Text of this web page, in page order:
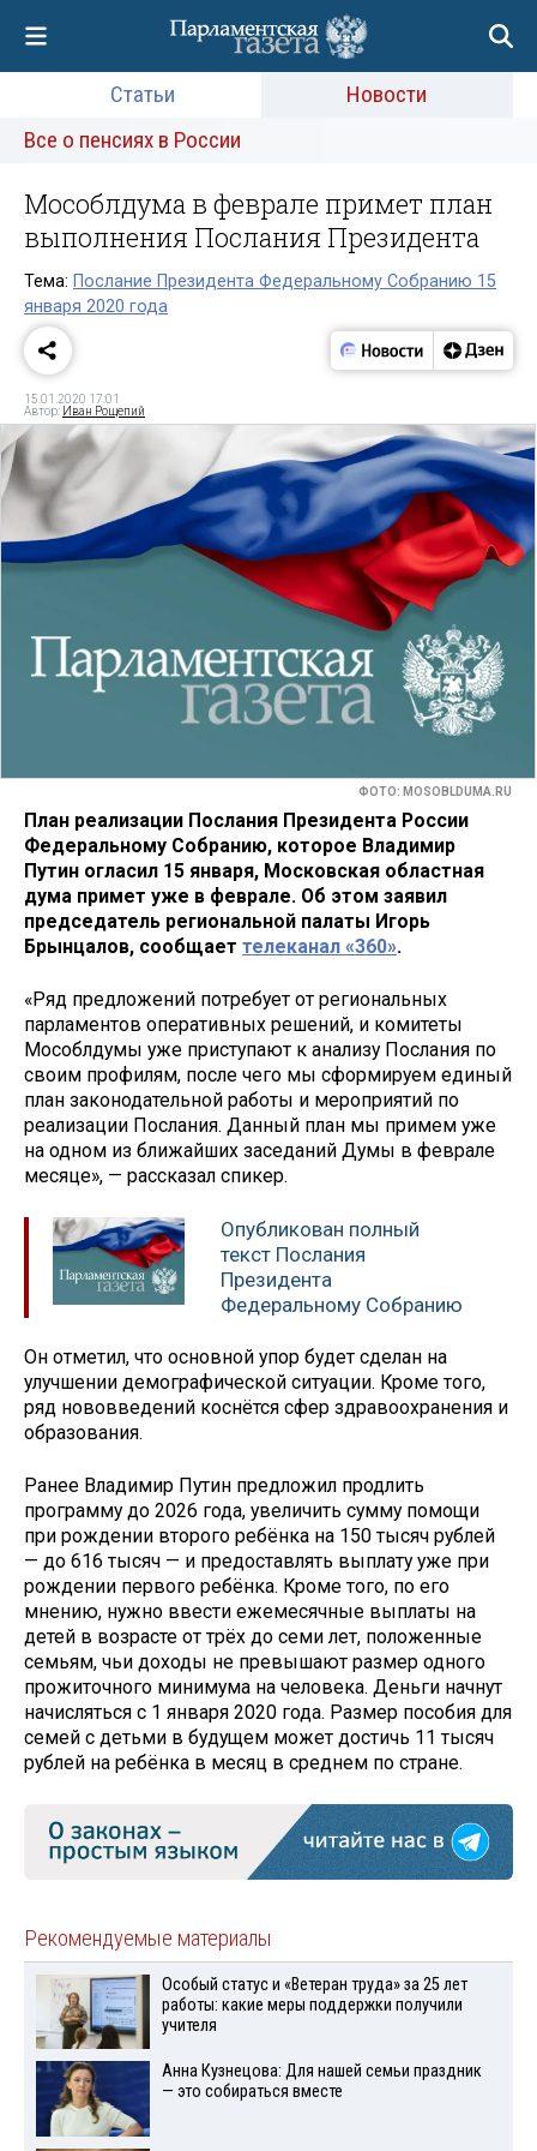
Статьи
Новости
Все о пенсиях в России
Мособлдума в феврале примет план
выполнения Послания Президента
Тема: Послание Президента Федеральному Собранию 15
января 2020 года
15.01.2020 17:01
Автор: Иван Рощепий
ФОТО: MOSOBLDUMA.RU
План реализации Послания Президента России
Федеральному Собранию, которое Владимир
Путин огласил 15 января, Московская областная
дума примет уже в феврале. Об этом заявил
председатель региональной палаты Игорь
Брынцалов, сообщает телеканал «360».
«Ряд предложений потребует от региональных
парламентов оперативных решений, и комитеты
Мособлдумы уже приступают к анализу Послания по
своим профилям, после чего мы сформируем единый
план законодательной работы и мероприятий по
реализации Послания. Данный план мы примем уже
на одном из ближайших заседаний Думы в феврале
месяце», — рассказал спикер.
Опубликован полный
текст Послания
Президента
Федеральному Собранию
Он отметил, что основной упор будет сделан на
улучшении демографической ситуации. Кроме того,
ряд нововведений коснётся сфер здравоохранения и
образования.
Ранее Владимир Путин предложил продлить
программу до 2026 года, увеличить сумму помощи
при рождении второго ребёнка на 150 тысяч рублей
— до 616 тысяч — и предоставлять выплату уже при
рождении первого ребёнка. Кроме того, по его
мнению, нужно ввести ежемесячные выплаты на
детей в возрасте от трёх до семи лет, положенные
семьям, чьи доходы не превышают размер одного
прожиточного минимума на человека. Деньги начнут
начисляться с 1 января 2020 года. Размер пособия для
семей с детьми в будущем может достичь 11 тысяч
рублей на ребёнка в месяц в среднем по стране.
Рекомендуемые материалы
Особый статус и «Ветеран труда» за 25 лет
работы: какие меры поддержки получили
учителя
Анна Кузнецова: Для нашей семьи праздник
— это собираться вместе